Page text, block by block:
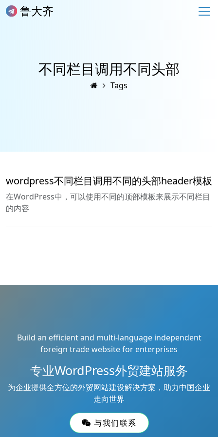
鲁大齐
不同栏目调用不同头部
Tags
wordpress不同栏目调用不同的头部header模板
在WordPress中，可以使用不同的顶部模板来展示不同栏目
的内容
Build an efficient and multi-language independent
foreign trade website for enterprises
专业WordPress外贸建站服务
为企业提供全方位的外贸网站建设解决方案，助力中国企业
走向世界
与我们联系